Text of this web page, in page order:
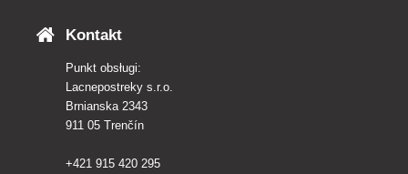
Kontakt
Punkt obsługi:
Lacnepostreky s.r.o.
Brnianska 2343
911 05 Trenčín
+421 915 420 295